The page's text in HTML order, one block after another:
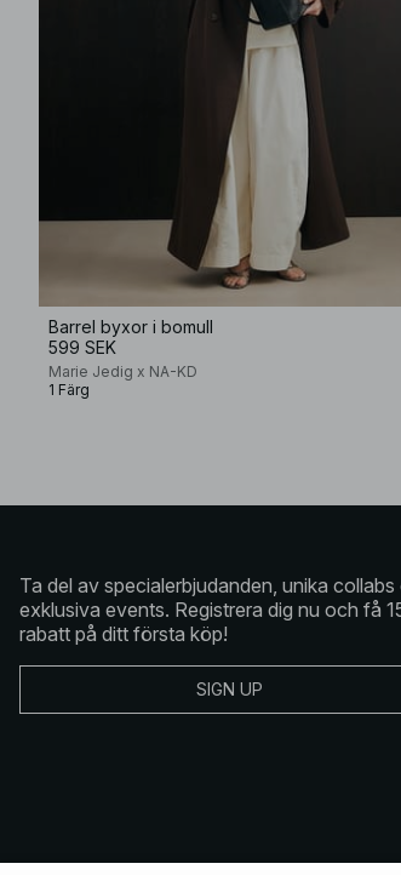
Barrel byxor i bomull
599 SEK
Marie Jedig x NA-KD
1 Färg
Ta del av specialerbjudanden, unika collabs
exklusiva events. Registrera dig nu och få
rabatt på ditt första köp!
SIGN UP